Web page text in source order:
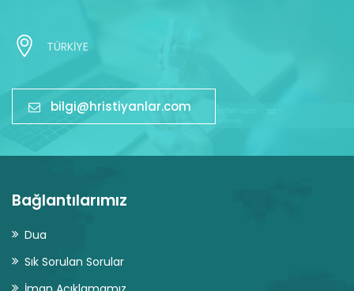
TÜRKİYE
bilgi@hristiyanlar.com
Bağlantılarımız
Dua
Sık Sorulan Sorular